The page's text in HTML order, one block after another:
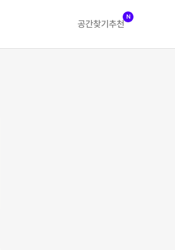
공간찾기 추천
N